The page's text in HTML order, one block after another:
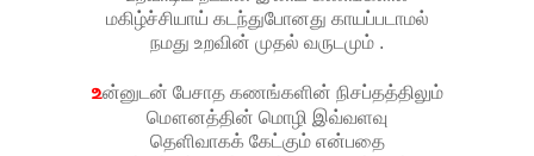
மகிழ்ச்சியாய் கடந்துபோனது காயப்படாமல்
நமது உறவின் முதல் வருடமும் .
உன்னுடன் பேசாத கணங்களின் நிசப்தத்திலும்
மௌனத்தின் மொழி இவ்வளவு
தெளிவாகக் கேட்கும் என்பதை